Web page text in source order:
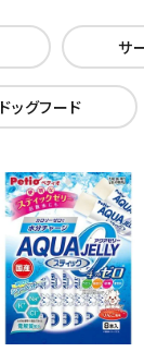
サ
ドッグフード